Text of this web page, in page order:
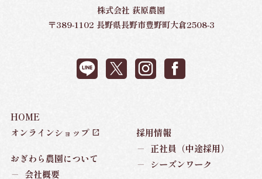
株式会社 荻原農園
〒389-1102 長野県長野市豊野町大倉2508-3
HOME
オンラインショップ
おぎわら農園について
－ 会社概要
採用情報
－ 正社員（中途採用）
－
シーズンワーク